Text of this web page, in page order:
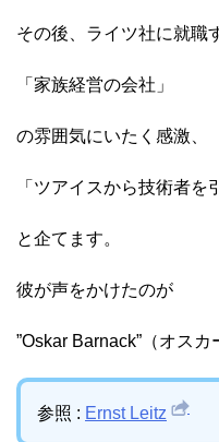
その後、ライツ社に就職
「家族経営の会社」
の雰囲気にいたく感激、
「ツアイスから技術者を
と企てます。
彼が声をかけたのが
”Oskar Barnack”（オス
参照 : Ernst Leitz